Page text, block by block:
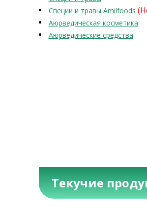
Специи и травы Amilfoods
Аюрведическая косметика
Аюрведические средства
Текучие